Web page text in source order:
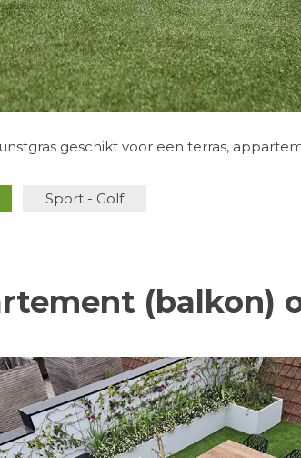
geschikt voor een terras,
Sport - Golf
(balkon)